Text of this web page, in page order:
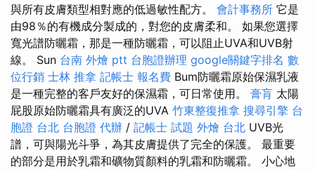
與所有皮膚類型相對應的低過敏性配方。 會計事務所 它是
由98％的有機成分製成的，對您的皮膚柔和。 如果您選擇
寬光譜防曬霜，那是一種防曬霜，可以阻止UVA和UVB射
線。 Sun 台南 外燴 ptt 台胞證辦理 google關鍵字排名 數
位行銷 士林 推拿 記帳士 報名費 Bum防曬霜原始保濕乳液
是一種完整的客戶友好的保濕霜，可日常使用。 膏肓 太陽
屁股原始防曬霜具有廣泛的UVA 竹東整復推拿 搜尋引擎 台
胞證 台北 台胞證 代辦 / 記帳士 試題 外燴 台北 UVB光
譜，可與陽光斗爭，為其皮膚提供了完全的保護。 最重要
的部分是用於乳霜和礦物質顏料的乳霜和防曬霜。 小心地